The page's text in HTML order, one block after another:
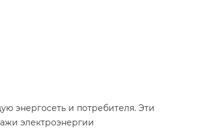
энергосеть и потребителя. Эти
электроэнергии